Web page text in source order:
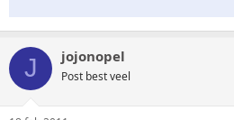
J jojonopel
Post best veel